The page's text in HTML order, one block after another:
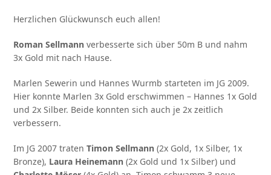
Herzlichen Glückwunsch euch allen!
Roman Sellmann verbesserte sich über 50m B und nahm
3x Gold mit nach Hause.
Marlen Sewerin und Hannes Wurmb starteten im JG 2009.
Hier konnte Marlen 3x Gold erschwimmen – Hannes 1x Gold
und 2x Silber. Beide konnten sich auch je 2x zeitlich
verbessern.
Im JG 2007 tratenTimon Sellmann (2x Gold, 1x Silber, 1x
Bronze), Laura Heinemann (2x Gold und 1x Silber) und